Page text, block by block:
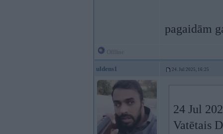
pagaidām
uldens1 24. Jul 2025, 16:25
24 Jul
Vatētais